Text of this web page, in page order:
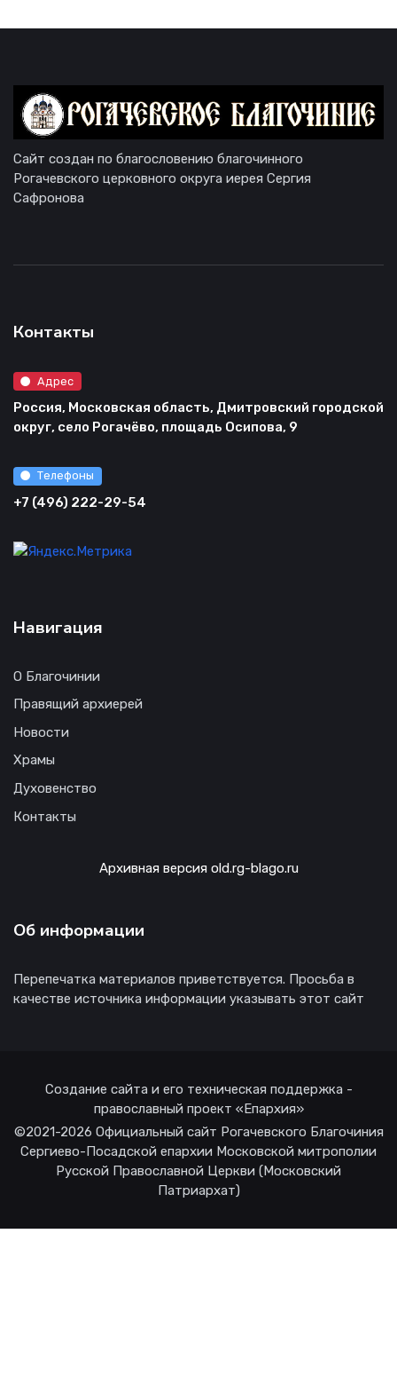
Сайт создан по благословению благочинного
Рогачевского церковного округа иерея Сергия
Сафронова
Контакты
Адрес
Россия, Московская область, Дмитровский городской
округ, село Рогачёво, площадь Осипова, 9
Телефоны
+7 (496) 222-29-54
Навигация
О Благочинии
Правящий архиерей
Новости
Храмы
Духовенство
Контакты
Архивная версия old.rg-blago.ru
Об информации
Перепечатка материалов приветствуется. Просьба в
качестве источника информации указывать этот сайт
Создание сайта и его техническая поддержка -
православный проект «Епархия»
©2021-2026 Официальный сайт Рогачевского Благочиния
Сергиево-Посадской епархии Московской митрополии
Русской Православной Церкви (Московский
Патриархат)